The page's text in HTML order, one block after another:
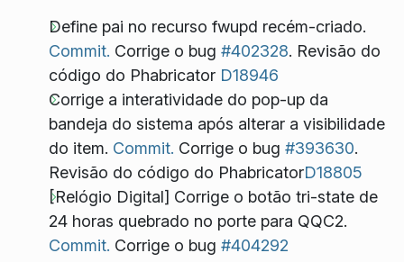
Define pai no recurso fwupd recém-criado.
Commit. Corrige o bug #402328. Revisão do
código do Phabricator D18946
Corrige a interatividade do pop-up da
bandeja do sistema após alterar a visibilidade
do item. Commit. Corrige o bug #393630.
Revisão do código do PhabricatorD18805
[Relógio Digital] Corrige o botão tri-state de
24 horas quebrado no porte para QQC2.
Commit. Corrige o bug #404292